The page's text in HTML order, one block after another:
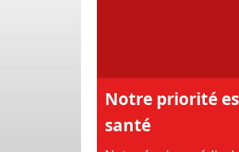
Notre priorité
santé